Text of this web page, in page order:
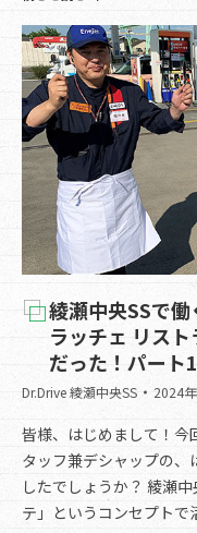
綾瀬中央SSで
ラッチェ リス
だった！パート
Dr.Drive 綾瀬中央SS 2024
皆様、はじめまして！今
タッフ兼デシャップの、
したでしょうか？ 綾瀬
テ」というコンセプト